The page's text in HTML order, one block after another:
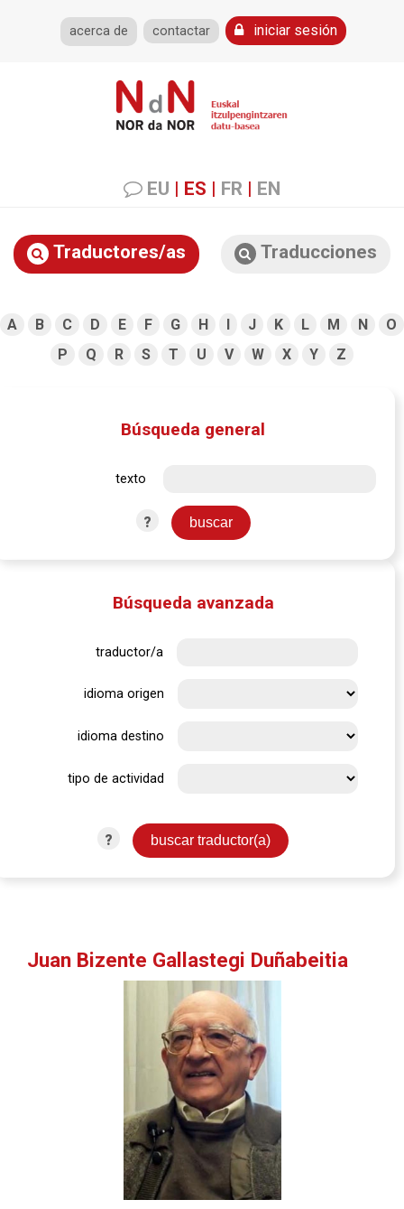
acerca de contactar iniciar sesión
EU | ES | FR | EN
Traductores/as Traducciones
A B C D E F G H I J K L M N
O
P
Q R S T U V W X Y Z
Búsqueda general
texto
?
Búsqueda avanzada
traductor/a
idioma origen
idioma destino
tipo de actividad
?
Juan Bizente Gallastegi Duñabeitia